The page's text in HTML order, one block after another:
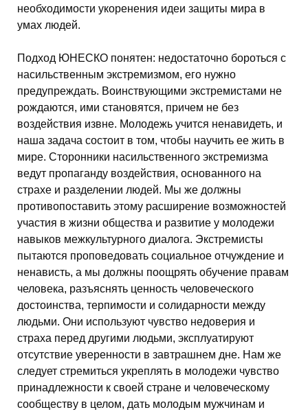
необходимости укоренения идеи защиты мира в
умах людей.
Подход ЮНЕСКО понятен: недостаточно бороться с
насильственным экстремизмом, его нужно
предупреждать. Воинствующими экстремистами не
рождаются, ими становятся, причем не без
воздействия извне. Молодежь учится ненавидеть, и
наша задача состоит в том, чтобы научить ее жить в
мире. Сторонники насильственного экстремизма
ведут пропаганду воздействия, основанного на
страхе и разделении людей. Мы же должны
противопоставить этому расширение возможностей
участия в жизни общества и развитие у молодежи
навыков межкультурного диалога. Экстремисты
пытаются проповедовать социальное отчуждение и
ненависть, а мы должны поощрять обучение правам
человека, разъяснять ценность человеческого
достоинства, терпимости и солидарности между
людьми. Они используют чувство недоверия и
страха перед другими людьми, эксплуатируют
отсутствие уверенности в завтрашнем дне. Нам же
следует стремиться укреплять в молодежи чувство
принадлежности к своей стране и человеческому
сообществу в целом, дать молодым мужчинам и